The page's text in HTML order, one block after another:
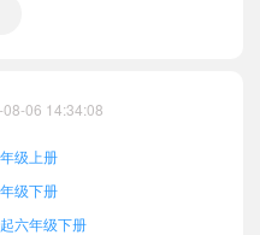
06 14:34:08
级下册
六年级下册
级上册
级下册
六年级下册